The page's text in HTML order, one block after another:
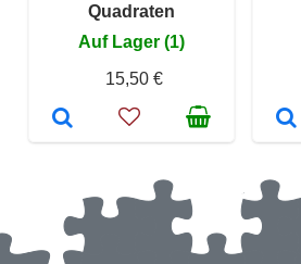
Quadraten
Auf Lager (1)
15,50 €